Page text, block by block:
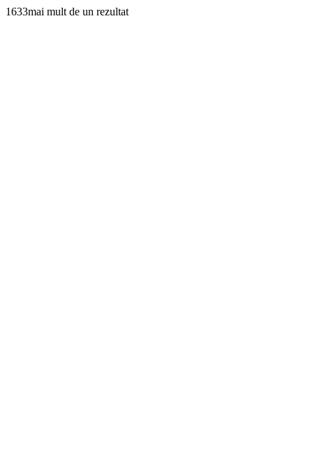
1633mai mult de un rezultat